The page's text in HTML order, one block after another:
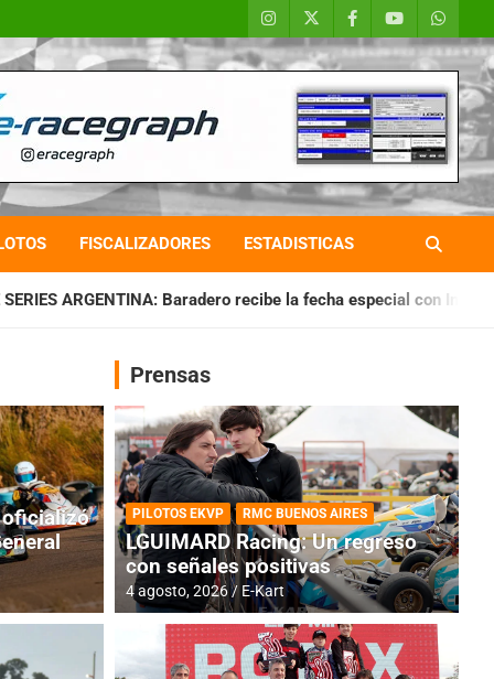
FISCALIZADORES ESTADISTICAS
recibe la fecha especial con Invitados CHAQUEÑO
oficializó
Prensas
PILOTOS EKVP RMC BUENOS AIRES
LGUIMARD Racing: Un regreso
con señales positivas
4 agosto, 2026 E-Kart